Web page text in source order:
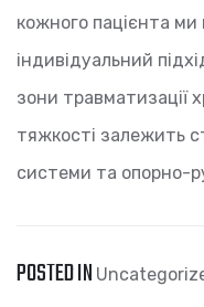
кожного пацієнта
індивідуальний
зони травматизації
тяжкості залежить
системи та опорно-
POSTED IN